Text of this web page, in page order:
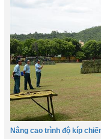
Nâng cao trình độ kíp